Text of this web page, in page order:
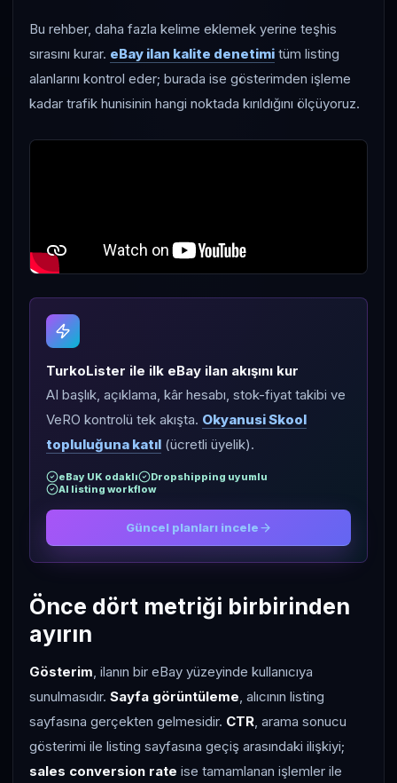
Bu rehber, daha fazla kelime eklemek yerine teşhis
sırasını kurar. eBay ilan kalite denetimi tüm listing
alanlarını kontrol eder; burada ise gösterimden işleme
kadar trafik hunisinin hangi noktada kırıldığını ölçüyoruz.
TurkoLister ile ilk eBay ilan akışını kur
AI başlık, açıklama, kâr hesabı, stok-fiyat takibi ve
VeRO kontrolü tek akışta. Okyanusi Skool
topluluğuna katıl (ücretli üyelik).
eBay UK odaklı
Dropshipping uyumlu
AI listing workflow
Güncel planları incele
Önce dört metriği birbirinden
ayırın
Gösterim, ilanın bir eBay yüzeyinde kullanıcıya
sunulmasıdır. Sayfa görüntüleme, alıcının listing
sayfasına gerçekten gelmesidir. CTR, arama sonucu
gösterimi ile listing sayfasına geçiş arasındaki ilişkiyi;
sales conversion rate ise tamamlanan işlemler ile